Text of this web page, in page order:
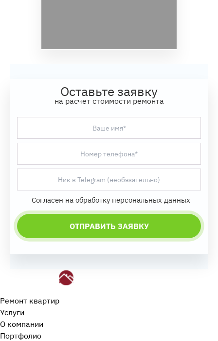
Оставьте заявку
на расчет стоимости ремонта
Согласен на обработку персональных данных
Ремонт квартир
Услуги
О компании
Портфолио